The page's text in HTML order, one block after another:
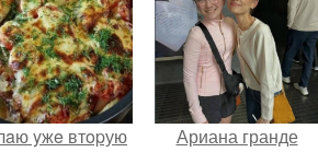
yжe втopую
Ариана гранде